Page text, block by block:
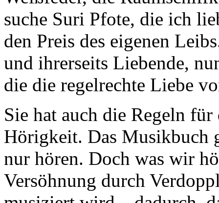
suche Suri Pfote, die ich
den Preis des eigenen
und ihrerseits Liebende,
die die regelrechte Liebe
Sie hat auch die Regeln
Hörigkeit. Das Musikbuch
nur hören. Doch was wir
Versöhnung durch